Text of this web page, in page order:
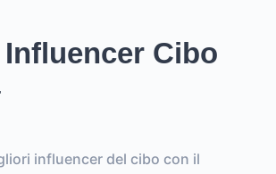
Cibo
influencer del cibo con il